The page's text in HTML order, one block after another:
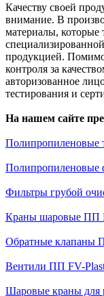
Качеству своей
внимание. В
материалы, которые
продукцией. Помимо
контроля за
авторизованное
тестирования и
На нашем сайте
Полипропиленовые
Полипропиленовые
Фильтры грубой
Краны шаровые ПП
Обратные клапаны
Вентили ПП FV-
Шаровые краны для